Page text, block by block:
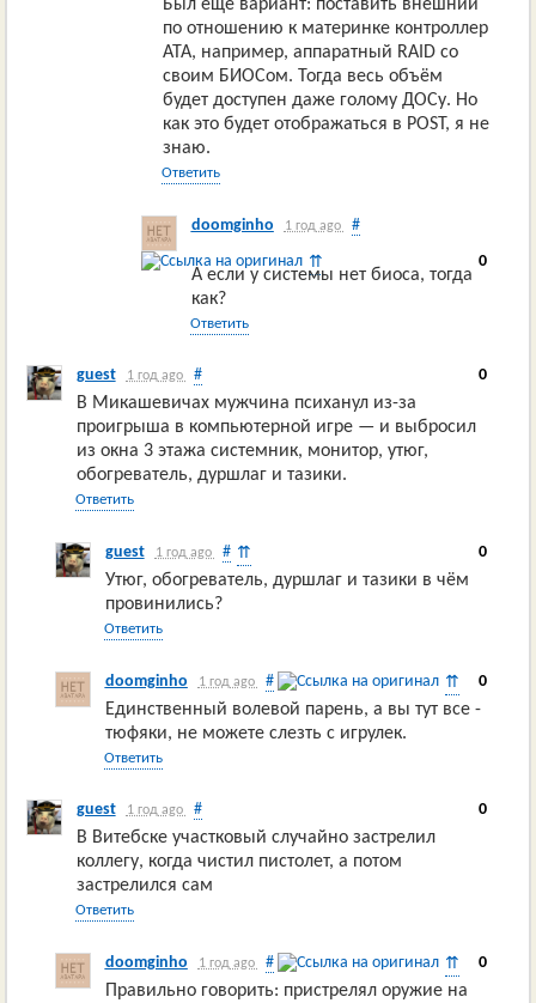
Был ещё вариант: поставить внешний
по отношению к материнке контроллер
ATA, например, аппаратный RAID со
своим БИОСом. Тогда весь объём
будет доступен даже голому ДОСу. Но
как это будет отображаться в POST, я не
знаю.
Ответить
doomginho 1 год ago
#
0
⇈
А если у системы нет биоса, тогда
как?
Ответить
guest 1 год ago # 0
В Микашевичах мужчина психанул из-за
проигрыша в компьютерной игре — и выбросил
из окна 3 этажа системник, монитор, утюг,
обогреватель, дуршлаг и тазики.
Ответить
guest 1 год ago # 0
⇈
Утюг, обогреватель, дуршлаг и тазики в чём
провинились?
Ответить
doomginho 1 год ago # 0
⇈
Единственный волевой парень, а вы тут все -
тюфяки, не можете слезть с игрулек.
Ответить
guest 1 год ago # 0
В Витебске участковый случайно застрелил
коллегу, когда чистил пистолет, а потом
застрелился сам
Ответить
doomginho 1 год ago # 0
⇈
Правильно говорить: пристрелял оружие на